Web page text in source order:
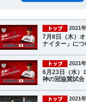
2021
7月8日（木）
ナイター」につ
2021
6月23日（水）
神の冠協賛試
2021